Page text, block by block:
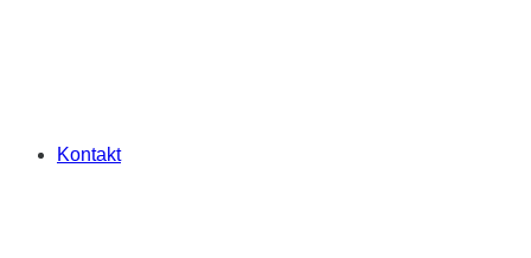
Kontakt